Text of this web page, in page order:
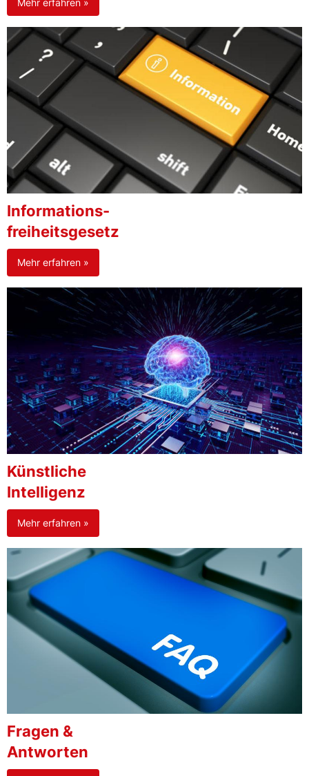
Informations-
freiheitsgesetz
Mehr erfahren »
Künstliche
Intelligenz
Mehr erfahren »
Fragen &
Antworten